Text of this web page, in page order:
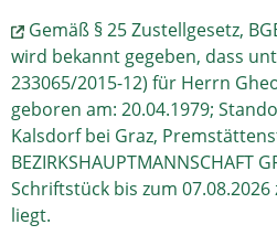
Gemäß § 25 Zustellgesetz,
wird bekannt gegeben, dass
233065/2015-12) für Herrn
geboren am: 20.04.1979;
Kalsdorf bei Graz,
BEZIRKSHAUPTMANNSCHAFT
Schriftstück bis zum
liegt.